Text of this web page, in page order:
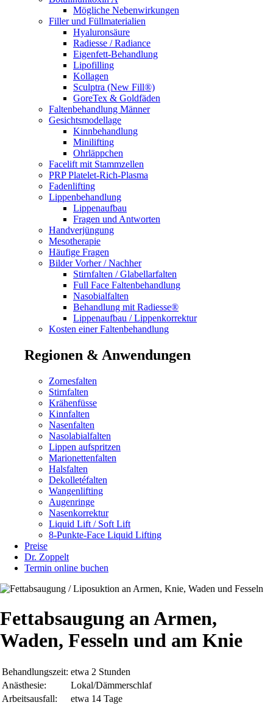
Mögliche Nebenwirkungen
Filler und Füllmaterialien
Hyaluronsäure
Radiesse / Radiance
Eigenfett-Behandlung
Lipofilling
Kollagen
Sculptra (New Fill®)
GoreTex & Goldfäden
Faltenbehandlung Männer
Gesichtsmodellage
Kinnbehandlung
Minilifting
Ohrläppchen
Facelift mit Stammzellen
PRP Platelet-Rich-Plasma
Fadenlifting
Lippenbehandlung
Lippenaufbau
Fragen und Antworten
Handverjüngung
Mesotherapie
Häufige Fragen
Bilder Vorher / Nachher
Stirnfalten / Glabellarfalten
Full Face Faltenbehandlung
Nasobialfalten
Behandlung mit Radiesse®
Lippenaufbau / Lippenkorrektur
Kosten einer Faltenbehandlung
Regionen & Anwendungen
Zornesfalten
Stirnfalten
Krähenfüsse
Kinnfalten
Nasenfalten
Nasolabialfalten
Lippen aufspritzen
Marionettenfalten
Halsfalten
Dekolletéfalten
Wangenlifting
Augenringe
Nasenkorrektur
Liquid Lift / Soft Lift
8-Punkte-Face Liquid Lifting
Preise
Dr. Zoppelt
Termin online buchen
Fettabsaugung an Armen,
Waden, Fesseln und am Knie
Behandlungszeit: etwa 2 Stunden
Anästhesie:
Lokal/Dämmerschlaf
Arbeitsausfall:
etwa 14 Tage